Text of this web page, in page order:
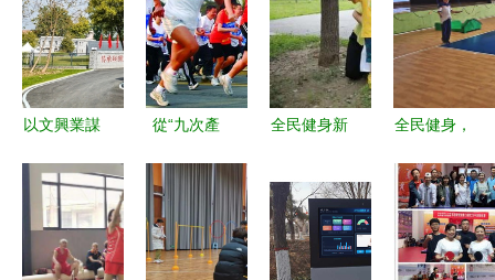
以文興業謀
潤城展新顏
——高平市
打造全民健
從“九次產
成都“西
控”發展 全
民健身科技
全民健身新
定向賽在龍
潭中湖公園
點燃激情，
全民健身，
達標測驗賽
火熱進行
中，科技服